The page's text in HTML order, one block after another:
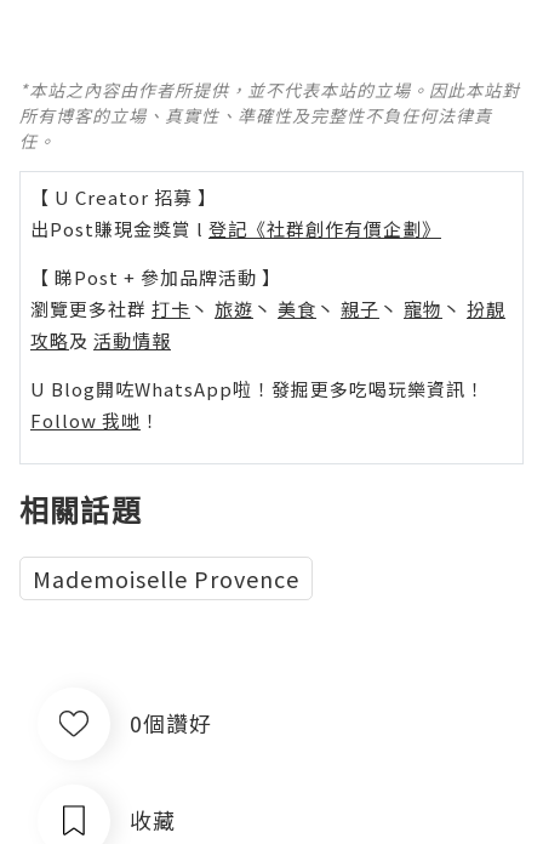
*本站之內容由作者所提供，並不代表本站的立場。因此本站對
所有博客的立場、真實性、準確性及完整性不負任何法律責
任。
【 U Creator 招募 】
出Post賺現金獎賞 l 登記《社群創作有價企劃》
【 睇Post + 參加品牌活動 】
瀏覽更多社群 打卡 丶 旅遊 丶 美食 丶 親子 丶 寵物 丶 扮靚
攻略及 活動情報
U Blog開咗WhatsApp啦！發掘更多吃喝玩樂資訊！
Follow 我哋 ！
相關話題
Mademoiselle Provence
0個讚好
收藏